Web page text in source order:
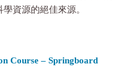
資源的絕佳來源。
Course – Springboard